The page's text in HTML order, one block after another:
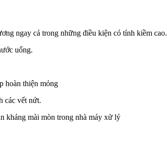
ngay cả trong những điều kiện có tính kiềm cao.
uống.
thiện mỏng
vết nứt.
mài mòn trong nhà máy xử lý